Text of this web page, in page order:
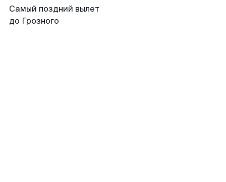
Самый поздний вылет
до Грозного